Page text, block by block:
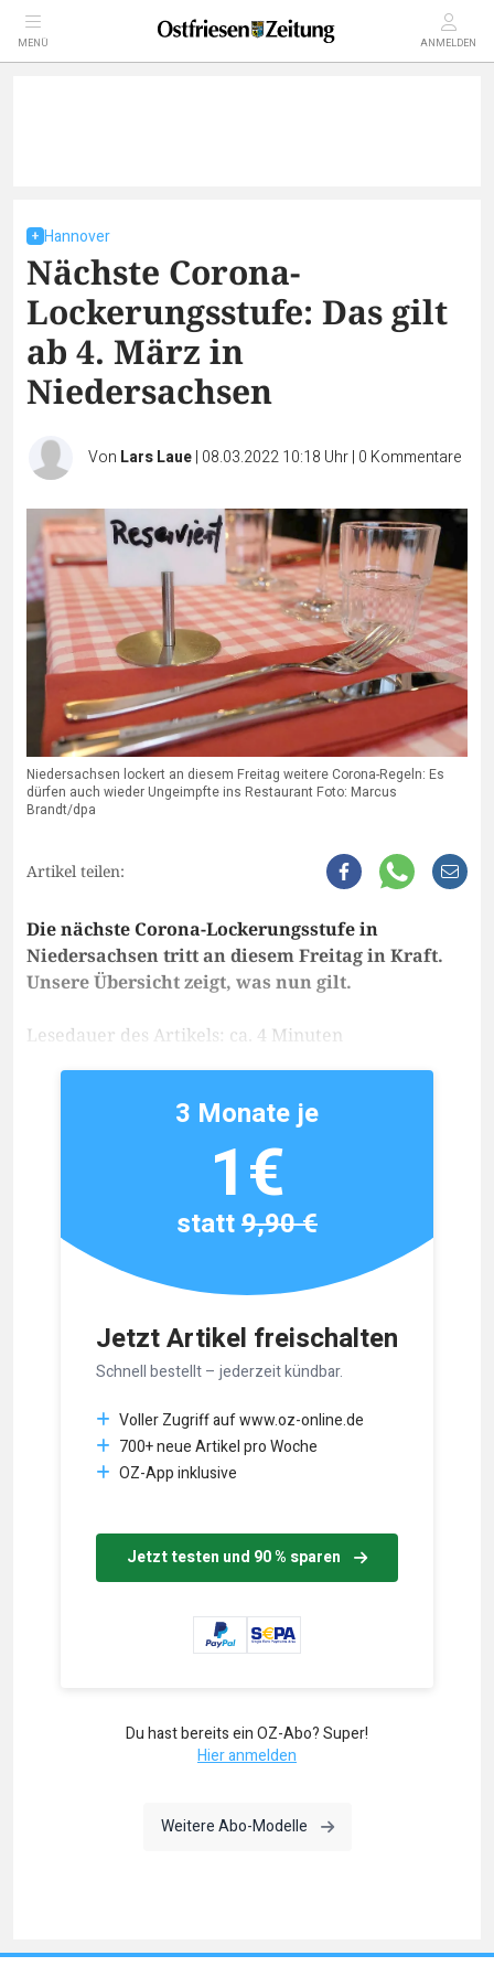
MENÜ ANMELDEN
Hannover
Nächste Corona-
Lockerungsstufe: Das gilt
ab 4. März in
Niedersachsen
Von Lars Laue| 08.03.2022 10:18 Uhr| 0 Kommentare
Niedersachsen lockert an diesem Freitag weitere Corona-Regeln: Es
dürfen auch wieder Ungeimpfte ins Restaurant Foto: Marcus
Brandt/dpa
Artikel teilen:
Die nächste Corona-Lockerungsstufe in
Niedersachsen tritt an diesem Freitag in Kraft.
Unsere Übersicht zeigt, was nun gilt.
Lesedauer des Artikels: ca. 4 Minuten
Jetzt Artikel freischalten
Schnell bestellt – jederzeit kündbar.
Voller Zugriff auf www.oz-online.de
700+ neue Artikel pro Woche
OZ-App inklusive
Jetzt testen und 90 % sparen
3 Monate je
1€
statt9,90 €
Du hast bereits ein OZ-Abo? Super!
Hier anmelden
Weitere Abo-Modelle